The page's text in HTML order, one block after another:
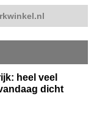
heel veel
dicht